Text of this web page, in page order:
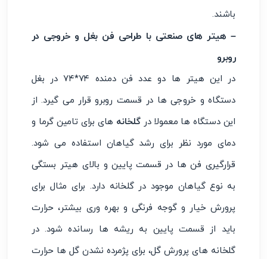
باشند.
– هیتر های صنعتی با طراحی فن بغل و خروجی در
روبرو
در این هیتر ها دو عدد فن دمنده ۷۴*۷۴ در بغل
دستگاه و خروجی ها در قسمت روبرو قرار می گیرد. از
این دستگاه ها معمولا در گلخانه های برای تامین گرما و
دمای مورد نظر برای رشد گیاهان استفاده می شود.
قرارگیری فن ها در قسمت پایین و بالای هیتر بستگی
به نوع گیاهان موجود در گلخانه دارد. برای مثال برای
پرورش خیار و گوجه فرنگی و بهره وری بیشتر، حرارت
باید از قسمت پایین به ریشه ها رسانده شود. در
گلخانه های پرورش گل، برای پژمرده نشدن گل ها حرارت